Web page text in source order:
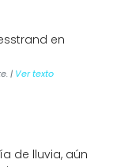
en
| Ver texto
de lluvia, aún